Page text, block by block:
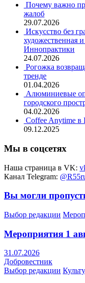
Почему важно
жалоб
29.07.2026
Искусство без
художественная
Иннопрактики
24.07.2026
Рогожка
тренде
01.04.2026
Алюминиевые
городского
04.02.2026
Coffee Anytime в
09.12.2025
Мы в соцсетях
Наша страница в VK:
Канал Telegram:
Вы могли
Выбор редакции
Мероприятия 1
31.07.2026
Добровестник
Выбор редакции